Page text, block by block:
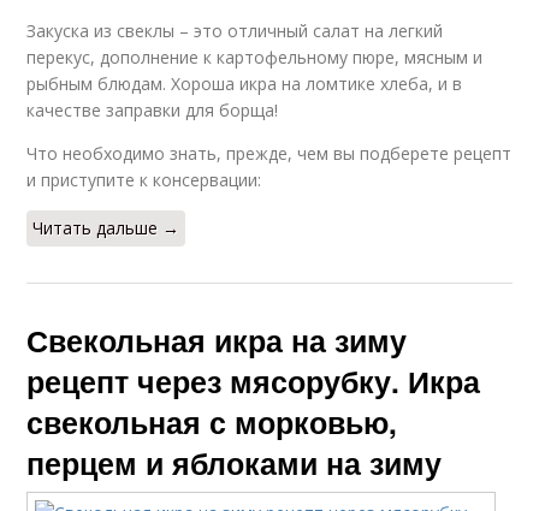
Закуска из свеклы – это отличный салат на легкий
перекус, дополнение к картофельному пюре, мясным и
рыбным блюдам. Хороша икра на ломтике хлеба, и в
качестве заправки для борща!
Что необходимо знать, прежде, чем вы подберете рецепт
и приступите к консервации:
Читать дальше →
Свекольная икра на зиму
рецепт через мясорубку. Икра
свекольная с морковью,
перцем и яблоками на зиму